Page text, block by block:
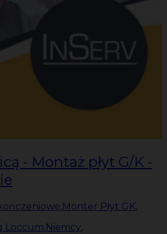
- Montaż płyt G/K -
,Monter Płyt GK,
Loccum,Niemcy,